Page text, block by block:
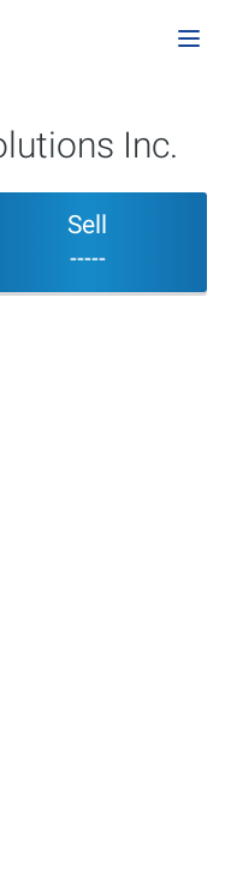
Inc.
Sell
-----